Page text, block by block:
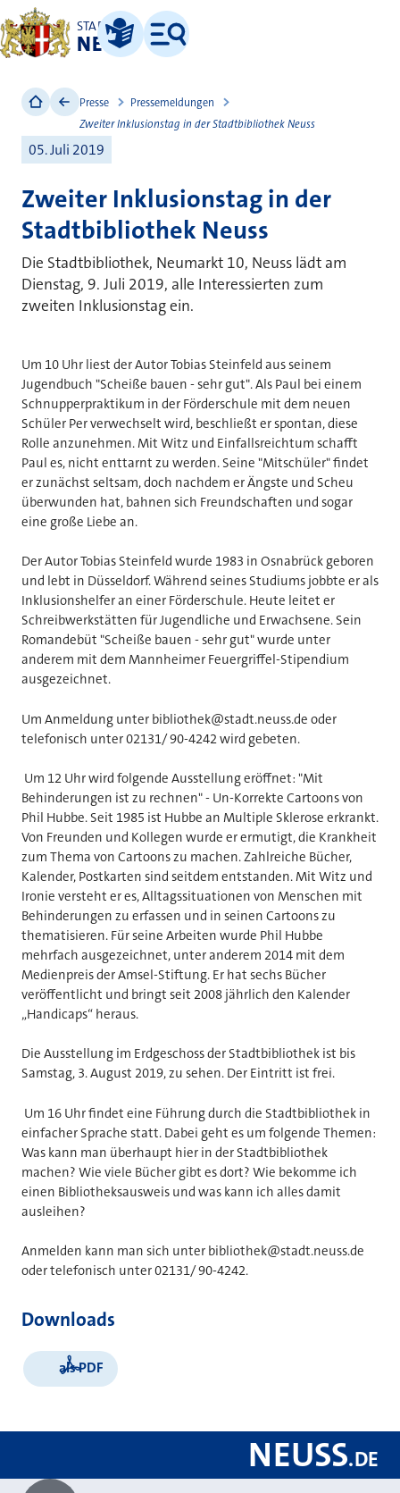
STADT
NEUSS
Leichte Sprache
Menü
Presse
Pressemeldungen
Zweiter Inklusionstag in der Stadtbibliothek Neuss
05. Juli 2019
Zweiter Inklusionstag in der
Stadtbibliothek Neuss
Die Stadtbibliothek, Neumarkt 10, Neuss lädt am
Dienstag, 9. Juli 2019, alle Interessierten zum
zweiten Inklusionstag ein.
Um 10 Uhr liest der Autor Tobias Steinfeld aus seinem
Jugendbuch "Scheiße bauen - sehr gut". Als Paul bei einem
Schnupperpraktikum in der Förderschule mit dem neuen
Schüler Per verwechselt wird, beschließt er spontan, diese
Rolle anzunehmen. Mit Witz und Einfallsreichtum schafft
Paul es, nicht enttarnt zu werden. Seine "Mitschüler" findet
er zunächst seltsam, doch nachdem er Ängste und Scheu
überwunden hat, bahnen sich Freundschaften und sogar
eine große Liebe an.
Der Autor Tobias Steinfeld wurde 1983 in Osnabrück geboren
und lebt in Düsseldorf. Während seines Studiums jobbte er als
Inklusionshelfer an einer Förderschule. Heute leitet er
Schreibwerkstätten für Jugendliche und Erwachsene. Sein
Romandebüt "Scheiße bauen - sehr gut" wurde unter
anderem mit dem Mannheimer Feuergriffel-Stipendium
ausgezeichnet.
Um Anmeldung unter bibliothek@stadt.neuss.de oder
telefonisch unter 02131/ 90-4242 wird gebeten.
Um 12 Uhr wird folgende Ausstellung eröffnet: "Mit
Behinderungen ist zu rechnen" - Un-Korrekte Cartoons von
Phil Hubbe. Seit 1985 ist Hubbe an Multiple Sklerose erkrankt.
Von Freunden und Kollegen wurde er ermutigt, die Krankheit
zum Thema von Cartoons zu machen. Zahlreiche Bücher,
Kalender, Postkarten sind seitdem entstanden. Mit Witz und
Ironie versteht er es, Alltagssituationen von Menschen mit
Behinderungen zu erfassen und in seinen Cartoons zu
thematisieren. Für seine Arbeiten wurde Phil Hubbe
mehrfach ausgezeichnet, unter anderem 2014 mit dem
Medienpreis der Amsel-Stiftung. Er hat sechs Bücher
veröffentlicht und bringt seit 2008 jährlich den Kalender
„Handicaps“ heraus.
Die Ausstellung im Erdgeschoss der Stadtbibliothek ist bis
Samstag, 3. August 2019, zu sehen. Der Eintritt ist frei.
Um 16 Uhr findet eine Führung durch die Stadtbibliothek in
einfacher Sprache statt. Dabei geht es um folgende Themen:
Was kann man überhaupt hier in der Stadtbibliothek
machen? Wie viele Bücher gibt es dort? Wie bekomme ich
einen Bibliotheksausweis und was kann ich alles damit
ausleihen?
Anmelden kann man sich unter bibliothek@stadt.neuss.de
oder telefonisch unter 02131/ 90-4242.
Downloads
als PDF
NEUSS.DE